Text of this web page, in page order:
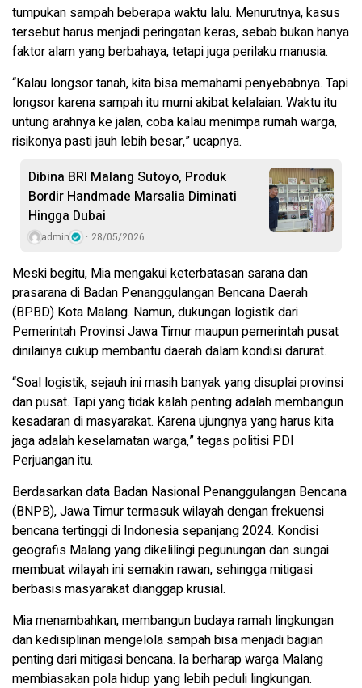
tumpukan sampah beberapa waktu lalu. Menurutnya, kasus
tersebut harus menjadi peringatan keras, sebab bukan hanya
faktor alam yang berbahaya, tetapi juga perilaku manusia.
“Kalau longsor tanah, kita bisa memahami penyebabnya. Tapi
longsor karena sampah itu murni akibat kelalaian. Waktu itu
untung arahnya ke jalan, coba kalau menimpa rumah warga,
risikonya pasti jauh lebih besar,” ucapnya.
Dibina BRI Malang Sutoyo, Produk
Bordir Handmade Marsalia Diminati
Hingga Dubai
admin 28/05/2026
Meski begitu, Mia mengakui keterbatasan sarana dan
prasarana di Badan Penanggulangan Bencana Daerah
(BPBD) Kota Malang. Namun, dukungan logistik dari
Pemerintah Provinsi Jawa Timur maupun pemerintah pusat
dinilainya cukup membantu daerah dalam kondisi darurat.
“Soal logistik, sejauh ini masih banyak yang disuplai provinsi
dan pusat. Tapi yang tidak kalah penting adalah membangun
kesadaran di masyarakat. Karena ujungnya yang harus kita
jaga adalah keselamatan warga,” tegas politisi PDI
Perjuangan itu.
Berdasarkan data Badan Nasional Penanggulangan Bencana
(BNPB), Jawa Timur termasuk wilayah dengan frekuensi
bencana tertinggi di Indonesia sepanjang 2024. Kondisi
geografis Malang yang dikelilingi pegunungan dan sungai
membuat wilayah ini semakin rawan, sehingga mitigasi
berbasis masyarakat dianggap krusial.
Mia menambahkan, membangun budaya ramah lingkungan
dan kedisiplinan mengelola sampah bisa menjadi bagian
penting dari mitigasi bencana. Ia berharap warga Malang
membiasakan pola hidup yang lebih peduli lingkungan.